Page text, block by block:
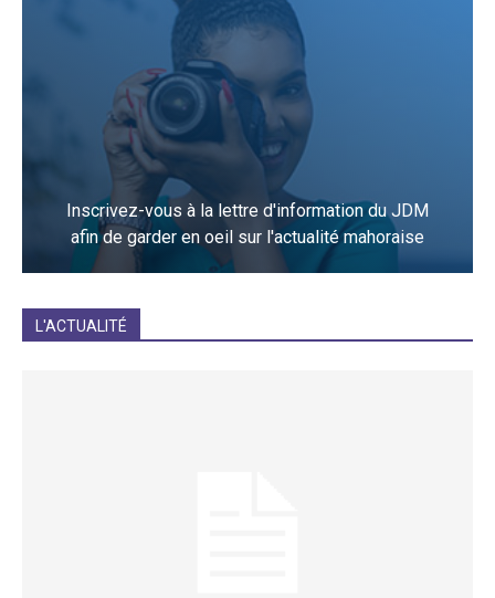
Inscrivez-vous à la lettre d'information du JDM
afin de garder en oeil sur l'actualité mahoraise
L'ACTUALITÉ